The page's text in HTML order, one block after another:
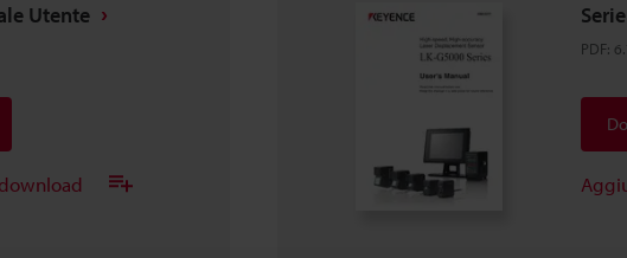
Utente
PDF: